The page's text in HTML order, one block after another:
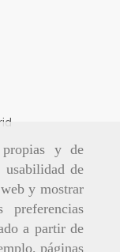
y de
usabilidad de
y mostrar
preferencias
a partir de
páginas